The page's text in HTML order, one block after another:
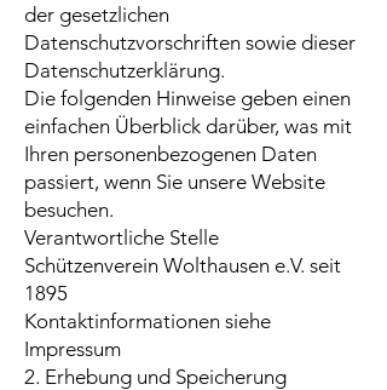
der gesetzlichen
Datenschutzvorschriften sowie dieser
Datenschutzerklärung.
Die folgenden Hinweise geben einen
einfachen Überblick darüber, was mit
Ihren personenbezogenen Daten
passiert, wenn Sie unsere Website
besuchen.
Verantwortliche Stelle
Schützenverein Wolthausen e.V. seit
1895
Kontaktinformationen siehe
Impressum
2. Erhebung und Speicherung